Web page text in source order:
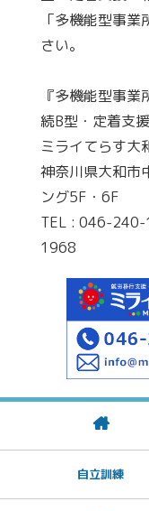
「多機能型事
さい。
『多機能型事
続B型・定着支
ミライてらす大
神奈川県大和市
ング5F・6F
TEL : 046-240-
1968
自立訓練